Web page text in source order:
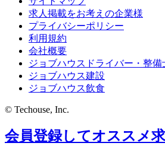
求人掲載をお考えの企業様
プライバシーポリシー
利用規約
会社概要
ジョブハウスドライバー・整備
ジョブハウス建設
ジョブハウス飲食
© Techouse, Inc.
会員登録してオススメ